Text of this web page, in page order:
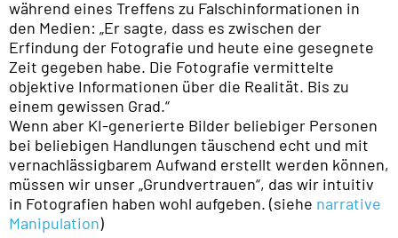
während eines Treffens zu Falschinformationen in
den Medien: „Er sagte, dass es zwischen der
Erfindung der Fotografie und heute eine gesegnete
Zeit gegeben habe. Die Fotografie vermittelte
objektive Informationen über die Realität. Bis zu
einem gewissen Grad.“
Wenn aber KI-generierte Bilder beliebiger Personen
bei beliebigen Handlungen täuschend echt und mit
vernachlässigbarem Aufwand erstellt werden können,
müssen wir unser „Grundvertrauen“, das wir intuitiv
in Fotografien haben wohl aufgeben. (siehe narrative
Manipulation)